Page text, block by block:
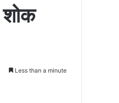
शोक
Less than a minute